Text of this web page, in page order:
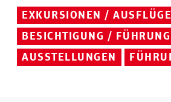
EXKURSIONEN / AUSFLÜGE
BESICHTIGUNG / FÜHRUNG
AUSSTELLUNGEN